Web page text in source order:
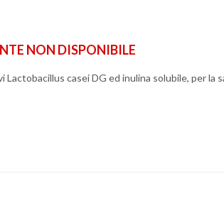
NON DISPONIBILE
casei DG ed inulina solubile, per la